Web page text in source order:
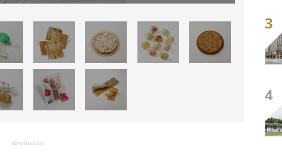
advertisement
3
4